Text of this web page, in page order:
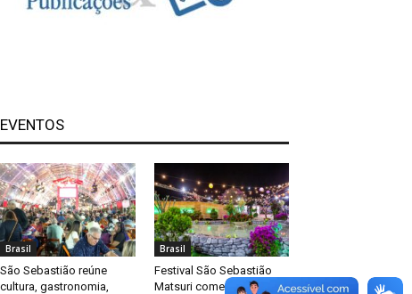
EVENTOS
Brasil
São Sebastião reúne
cultura, gastronomia,
Brasil
Festival São Sebastião
Matsuri começa nesta